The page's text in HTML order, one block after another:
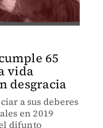
65
vida
desgracia
a sus deberes
en 2019
difunto